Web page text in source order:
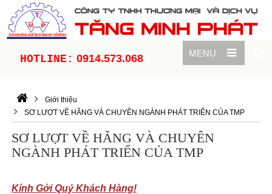
HOTLINE: 0914.573.068 MENU
Giới thiệu
SƠ LƯỢT VỀ HÃNG VÀ CHUYÊN NGÀNH PHÁT TRIỂN CỦA TMP
SƠ LƯỢT VỀ HÃNG VÀ CHUYÊN
NGÀNH PHÁT TRIỂN CỦA TMP
Kính Gởi Quý Khách Hàng!